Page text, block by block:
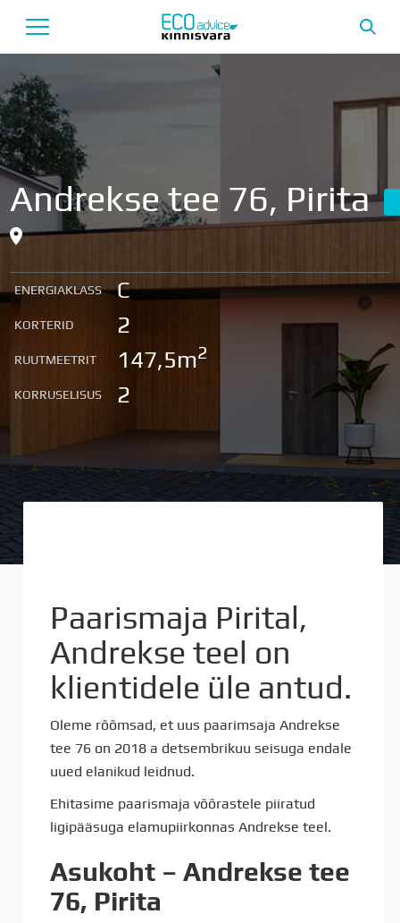
Tutvustus
Teenused
Meeskond
Andrekse tee 76, Pirita
C
ENERGIAKLASS
2
KORTERID
147,5m2
RUUTMEETRIT
2
KORRUSELISUS
Paarismaja Pirital,
Andrekse teel on
klientidele üle antud.
Oleme rõõmsad, et uus paarimsaja Andrekse
tee 76 on 2018 a detsembrikuu seisuga endale
uued elanikud leidnud.
Ehitasime paarismaja võõrastele piiratud
ligipääsuga elamupiirkonnas Andrekse teel.
Asukoht – Andrekse tee
76, Pirita